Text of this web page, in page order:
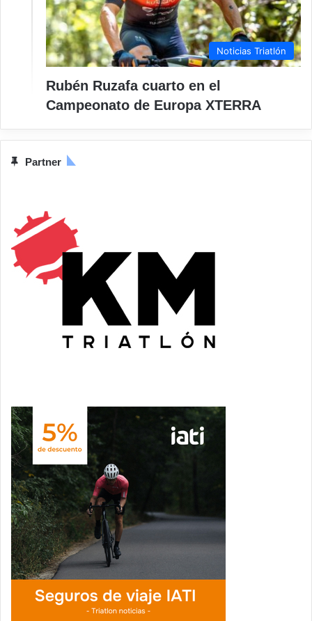
Noticias Triatlón
Rubén Ruzafa cuarto en el
Campeonato de Europa XTERRA
Partner